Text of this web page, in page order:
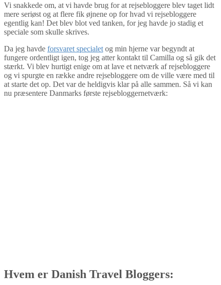
Vi snakkede om, at vi havde brug for at rejsebloggere blev taget lidt
mere seriøst og at flere fik øjnene op for hvad vi rejsebloggere
egentlig kan! Det blev blot ved tanken, for jeg havde jo stadig et
speciale som skulle skrives.
Da jeg havde forsvaret specialet og min hjerne var begyndt at
fungere ordentligt igen, tog jeg atter kontakt til Camilla og så gik det
stærkt. Vi blev hurtigt enige om at lave et netværk af rejsebloggere
og vi spurgte en række andre rejsebloggere om de ville være med til
at starte det op. Det var de heldigvis klar på alle sammen. Så vi kan
nu præsentere Danmarks første rejsebloggernetværk:
Hvem er Danish Travel Bloggers: